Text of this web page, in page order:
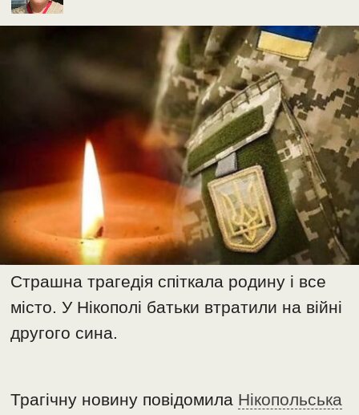
Страшна трагедія спіткала родину і все
місто. У Нікополі батьки втратили на війні
другого сина.
Трагічну новину повідомила Нікопольська